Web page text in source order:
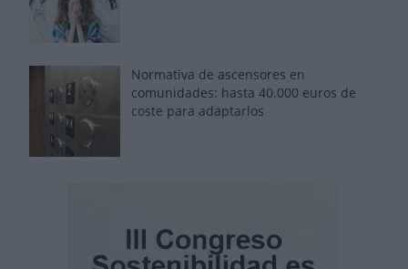
Normativa de ascensores en
comunidades: hasta 40.000 euros de
coste para adaptarlos